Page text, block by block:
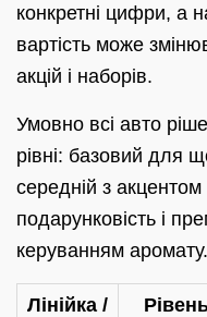
конкретні цифри, а
вартість може
акцій і наборів.
Умовно всі авто
рівні: базовий для
середній з акцентом
подарунковість і
керуванням аромату.
Лінійка /